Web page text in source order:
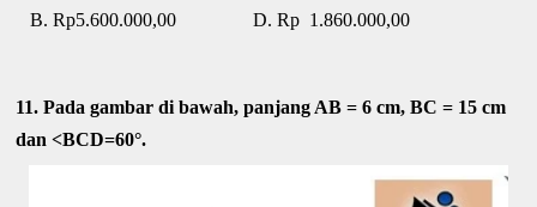
B. Rp5.600.000,00 D. Rp 1.860.000,00
11. Pada gambar di bawah, panjang AB = 6 cm, BC = 15 cm
dan <BCD=60°.